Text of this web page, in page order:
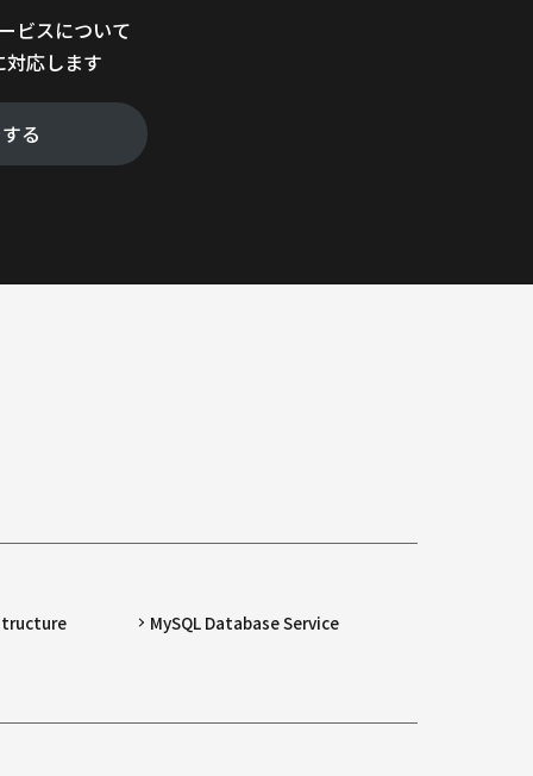
ビスについて
応します
る
MySQL Database Service